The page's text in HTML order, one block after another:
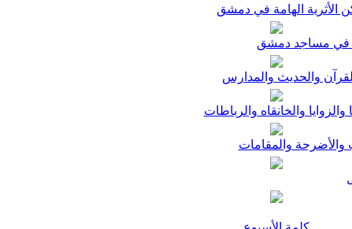
الأثرية الهامة في دمشق
في مساجد دمشق
والحديث والمدارس
والزوايا والخانقاه والرباطات
والأضرحة والمقامات